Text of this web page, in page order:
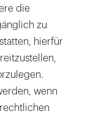
die
zu
hierfür
wenn